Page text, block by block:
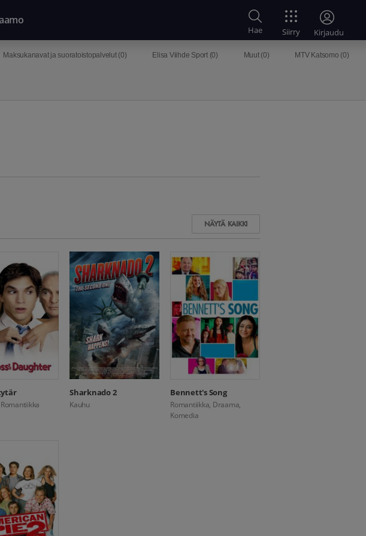
Hae Siirry Kirjaudu
Maksukanavat ja suoratoistopalvelut (0) Elisa Viihde Sport (0) Muut (0) MTV Katsomo (0)
NÄYTÄ KAIKKI
Sharknado 2
Kauhu
Bennett's Song
Romantiikka, Draama,
Komedia